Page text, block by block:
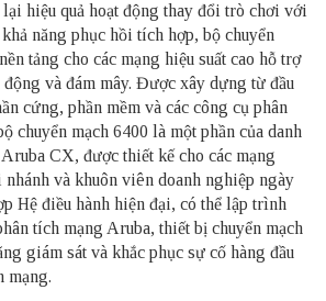
hiệu quả hoạt động thay đổi trò chơi với
năng phục hồi tích hợp, bộ chuyển
tảng cho các mạng hiệu suất cao hỗ trợ
và đám mây. Được xây dựng từ đầu
cứng, phần mềm và các công cụ phân
chuyển mạch 6400 là một phần của danh
CX, được thiết kế cho các mạng
và khuôn viên doanh nghiệp ngày
Hệ điều hành hiện đại, có thể lập trình
tích mạng Aruba, thiết bị chuyển mạch
giám sát và khắc phục sự cố hàng đầu
mạng.